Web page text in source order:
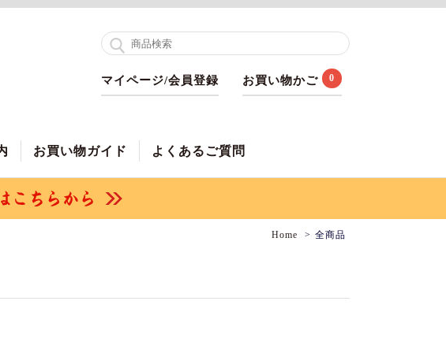
マイページ/会員登録 お買い物かご 0
お買い物ガイド よくあるご質問
Home 全商品